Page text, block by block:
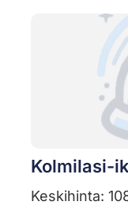
Kolmilasi-
Keskihinta: